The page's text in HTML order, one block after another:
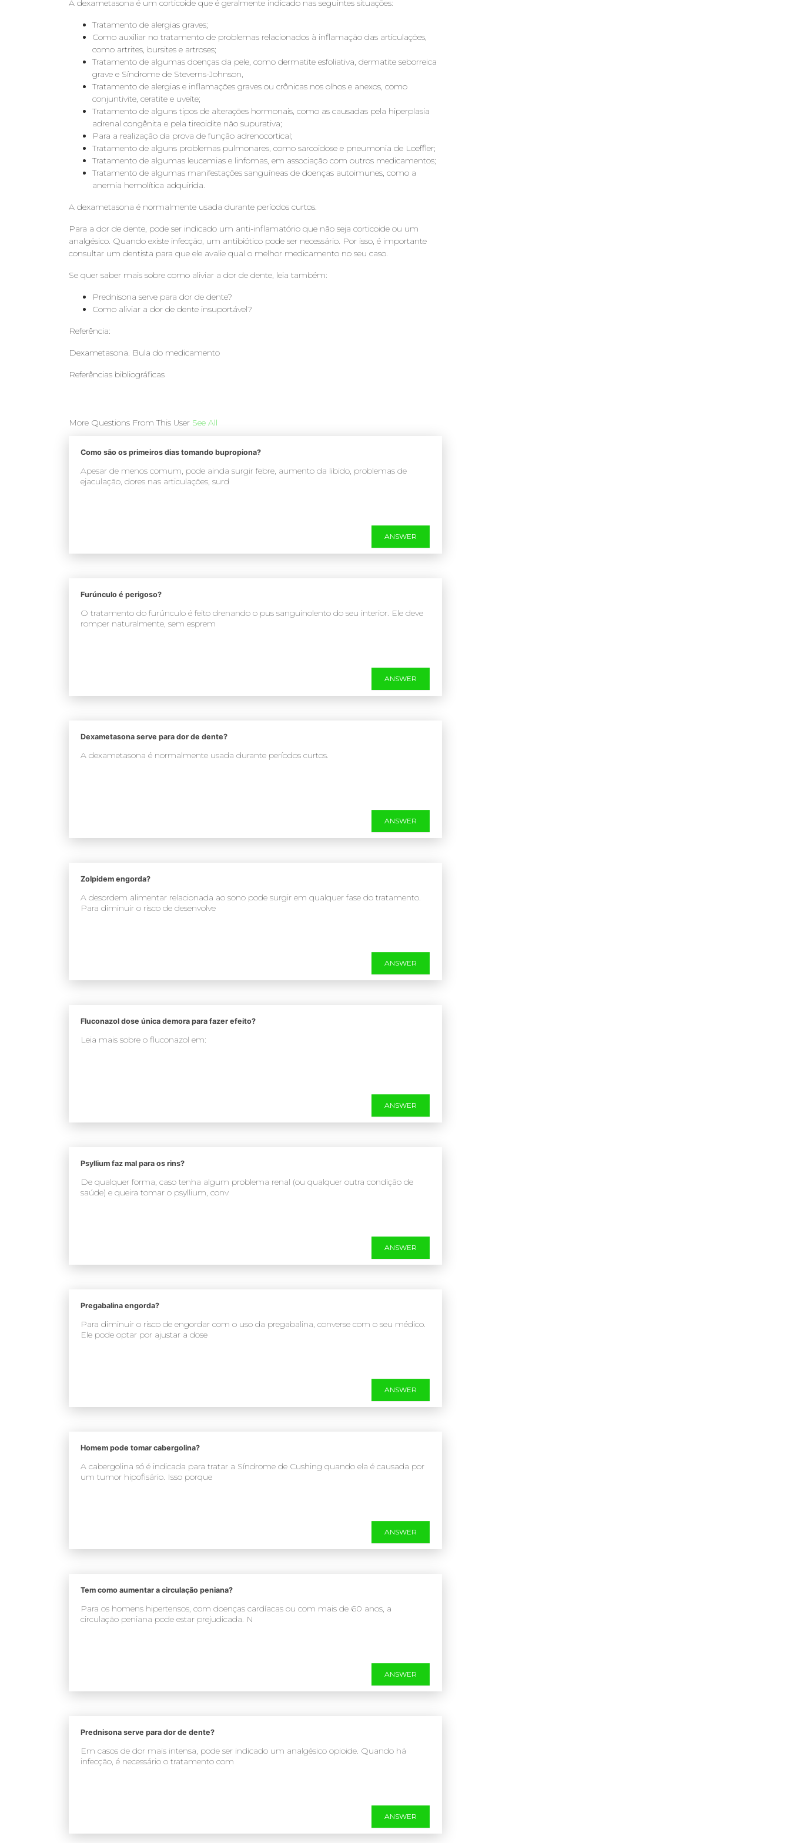
A dexametasona é um corticoide que é geralmente indicado nas seguintes situações:
Tratamento de alergias graves;
Como auxiliar no tratamento de problemas relacionados à inflamação das articulações,
como artrites, bursites e artroses;
Tratamento de algumas doenças da pele, como dermatite esfoliativa, dermatite seborreica
grave e Síndrome de Steverns-Johnson,
Tratamento de alergias e inflamações graves ou crônicas nos olhos e anexos, como
conjuntivite, ceratite e uveíte;
Tratamento de alguns tipos de alterações hormonais, como as causadas pela hiperplasia
adrenal congênita e pela tireoidite não supurativa;
Para a realização da prova de função adrenocortical;
Tratamento de alguns problemas pulmonares, como sarcoidose e pneumonia de Loeffler;
Tratamento de algumas leucemias e linfomas, em associação com outros medicamentos;
Tratamento de algumas manifestações sanguíneas de doenças autoimunes, como a
anemia hemolítica adquirida.
A dexametasona é normalmente usada durante períodos curtos.
Para a dor de dente, pode ser indicado um anti-inflamatório que não seja corticoide ou um
analgésico. Quando existe infecção, um antibiótico pode ser necessário. Por isso, é importante
consultar um dentista para que ele avalie qual o melhor medicamento no seu caso.
Se quer saber mais sobre como aliviar a dor de dente, leia também:
Prednisona serve para dor de dente?
Como aliviar a dor de dente insuportável?
Referência:
Dexametasona. Bula do medicamento
Referências bibliográficas
More Questions From This User See All
Como são os primeiros dias tomando bupropiona?
Apesar de menos comum, pode ainda surgir febre, aumento da libido, problemas de
ejaculação, dores nas articulações, surd
ANSWER
Furúnculo é perigoso?
O tratamento do furúnculo é feito drenando o pus sanguinolento do seu interior. Ele deve
romper naturalmente, sem esprem
ANSWER
Dexametasona serve para dor de dente?
A dexametasona é normalmente usada durante períodos curtos.
ANSWER
Zolpidem engorda?
A desordem alimentar relacionada ao sono pode surgir em qualquer fase do tratamento.
Para diminuir o risco de desenvolve
ANSWER
Fluconazol dose única demora para fazer efeito?
Leia mais sobre o fluconazol em:
ANSWER
Psyllium faz mal para os rins?
De qualquer forma, caso tenha algum problema renal (ou qualquer outra condição de
saúde) e queira tomar o psyllium, conv
ANSWER
Pregabalina engorda?
Para diminuir o risco de engordar com o uso da pregabalina, converse com o seu médico.
Ele pode optar por ajustar a dose
ANSWER
Homem pode tomar cabergolina?
A cabergolina só é indicada para tratar a Síndrome de Cushing quando ela é causada por
um tumor hipofisário. Isso porque
ANSWER
Tem como aumentar a circulação peniana?
Para os homens hipertensos, com doenças cardíacas ou com mais de 60 anos, a
circulação peniana pode estar prejudicada. N
ANSWER
Prednisona serve para dor de dente?
Em casos de dor mais intensa, pode ser indicado um analgésico opioide. Quando há
infecção, é necessário o tratamento com
ANSWER